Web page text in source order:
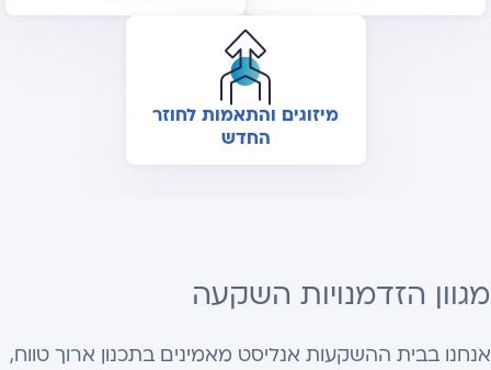
מיזוגים והתאמות לחוזר
החדש
מגוון הזדמנויות השקעה
אנחנו בבית ההשקעות אנליסט מאמינים בתכנון ארוך טווח,